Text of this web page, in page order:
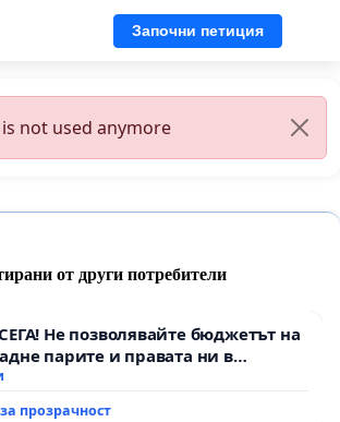
Започни петиция
not used anymore
от други потребители
Не позволявайте бюджетът на
парите и правата ни в
прозрачност